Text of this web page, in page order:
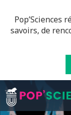
Pop’Sciences
savoirs, de